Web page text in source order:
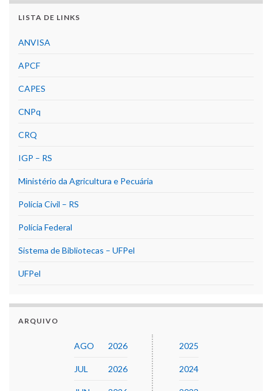
LISTA DE LINKS
ANVISA
APCF
CAPES
CNPq
CRQ
IGP – RS
Ministério da Agricultura e Pecuária
Polícia Civil – RS
Polícia Federal
Sistema de Bibliotecas – UFPel
UFPel
ARQUIVO
AGO 2026
JUL 2026
2025
2024